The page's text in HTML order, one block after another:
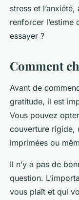
stress et
renforcer
essayer ?
Comment
Avant de
gratitude, il est
Vous pouvez
couverture rigide,
imprimées ou
Il n’y a pas de
question.
vous plaît et qui